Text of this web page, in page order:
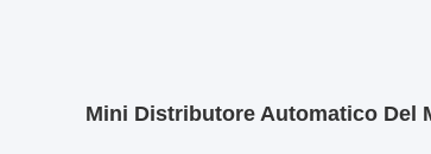
Mini Distributore Automatico Del